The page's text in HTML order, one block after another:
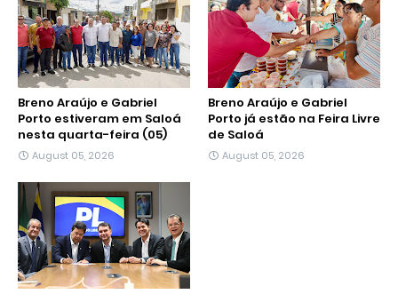
Breno Araújo e Gabriel
Porto estiveram em Saloá
nesta quarta-feira (05)
August 05, 2026
Breno Araújo e Gabriel
Porto já estão na Feira Livre
de Saloá
August 05, 2026